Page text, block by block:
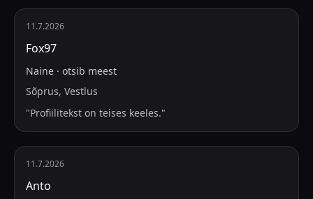
11.7.2026
Fox97
Naine · otsib meest
Sõprus, Vestlus
"Profiilitekst on teises keeles."
11.7.2026
Anto